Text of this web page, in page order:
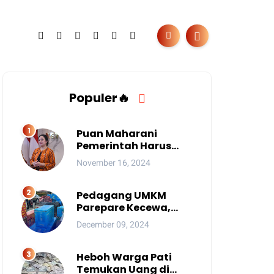
Populer🔥
Puan Maharani
Pemerintah Harus
Berantas Judi Online
Anak
November 16, 2024
Pedagang UMKM
Parepare Kecewa,
Tersingkir karena
Acara Besar
December 09, 2024
Heboh Warga Pati
Temukan Uang di